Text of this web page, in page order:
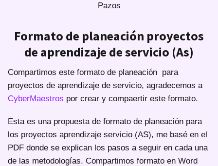
Pazos
Formato de planeación proyectos
de aprendizaje de servicio (As)
Compartimos este formato de planeación para
proyectos de aprendizaje de servicio, agradecemos a
CyberMaestros por crear y compaertir este formato.
Esta es una propuesta de formato de planeación para
los proyectos aprendizaje servicio (AS), me basé en el
PDF donde se explican los pasos a seguir en cada una
de las metodologías. Compartimos formato en Word